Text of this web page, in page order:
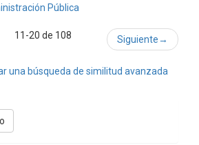
Pública
11-20 de 108 Siguiente→
una búsqueda de similitud avanzada